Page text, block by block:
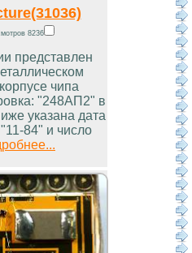
8236
представлен
чипа
"248АП2" в
указана дата
84" и число